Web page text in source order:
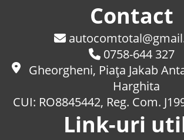
Contact
0758-644 327
Gheorgheni, Piaţa Jakab
Harghita
CUI: RO8845442, Reg. Com.
Link-uri